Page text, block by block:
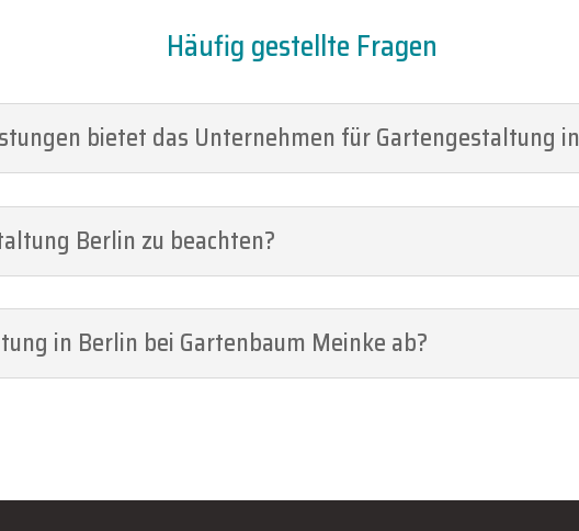
Häufig gestellte Fragen
bietet das Unternehmen für Gartengestaltung
Berlin zu beachten?
in Berlin bei Gartenbaum Meinke ab?